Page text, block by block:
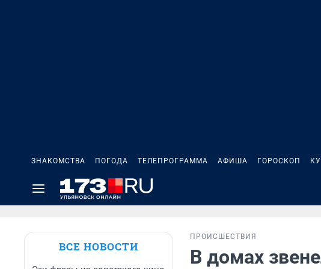
ЗНАКОМСТВА ПОГОДА ТЕЛЕПРОГРАММА АФИША ГОРОСКОП
ВСЕ НОВОСТИ
ПРОИСШЕСТВИЯ
В домах